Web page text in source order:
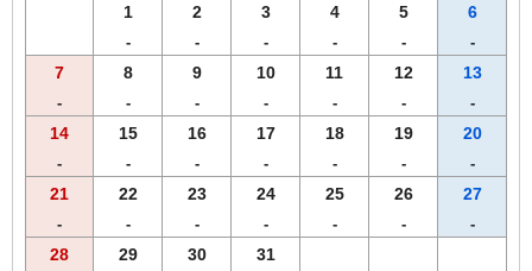
20,000円未満200円
1
-
2
-
3
-
4
-
5
-
6
-
7
-
8
-
9
-
10
-
11
-
12
-
13
-
14
-
15
-
16
-
17
-
18
-
19
-
20
-
21
-
22
-
23
-
24
-
25
-
26
-
27
-
28 29 30 31